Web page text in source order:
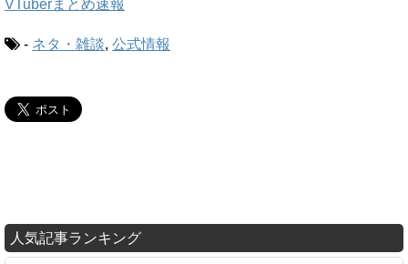
VTuberまとめ速報
- ネタ・雑談, 公式情報
人気記事ランキング